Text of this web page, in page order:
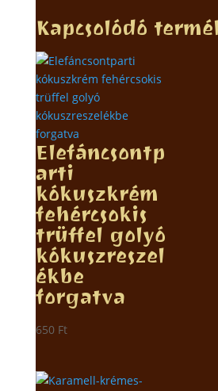
Kapcsolódó
Elefáncsontp
arti
kókuszkrém
fehércsokis
trüffel golyó
kókuszreszel
ékbe
forgatva
650 Ft